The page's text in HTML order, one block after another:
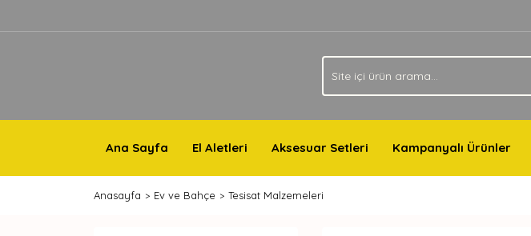
Ana Sayfa El Aletleri Aksesuar Setleri Kampanyalı Ürünler
Anasayfa Ev ve Bahçe Tesisat Malzemeleri